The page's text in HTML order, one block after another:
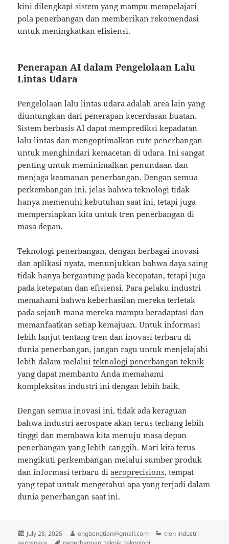
kini dilengkapi sistem yang mampu mempelajari
pola penerbangan dan memberikan rekomendasi
untuk meningkatkan efisiensi.
Penerapan AI dalam Pengelolaan Lalu
Lintas Udara
Pengelolaan lalu lintas udara adalah area lain yang
diuntungkan dari penerapan kecerdasan buatan.
Sistem berbasis AI dapat memprediksi kepadatan
lalu lintas dan mengoptimalkan rute penerbangan
untuk menghindari kemacetan di udara. Ini sangat
penting untuk meminimalkan penundaan dan
menjaga keamanan penerbangan. Dengan semua
perkembangan ini, jelas bahwa teknologi tidak
hanya memenuhi kebutuhan saat ini, tetapi juga
mempersiapkan kita untuk tren penerbangan di
masa depan.
Teknologi penerbangan, dengan berbagai inovasi
dan aplikasi nyata, menunjukkan bahwa daya saing
tidak hanya bergantung pada kecepatan, tetapi juga
pada ketepatan dan efisiensi. Para pelaku industri
memahami bahwa keberhasilan mereka terletak
pada sejauh mana mereka mampu beradaptasi dan
memanfaatkan setiap kemajuan. Untuk informasi
lebih lanjut tentang tren dan inovasi terbaru di
dunia penerbangan, jangan ragu untuk menjelajahi
lebih dalam melaluiteknologi penerbangan teknik
yang dapat membantu Anda memahami
kompleksitas industri ini dengan lebih baik.
Dengan semua inovasi ini, tidak ada keraguan
bahwa industri aerospace akan terus terbang lebih
tinggi dan membawa kita menuju masa depan
penerbangan yang lebih canggih. Mari kita terus
mengikuti perkembangan melalui sumber produk
dan informasi terbaru diaeroprecisions, tempat
yang tepat untuk mengetahui apa yang terjadi dalam
dunia penerbangan saat ini.
Posted
on
July 28, 2025 Author
engbengtian@gmail.com Categories
tren industri
Tags